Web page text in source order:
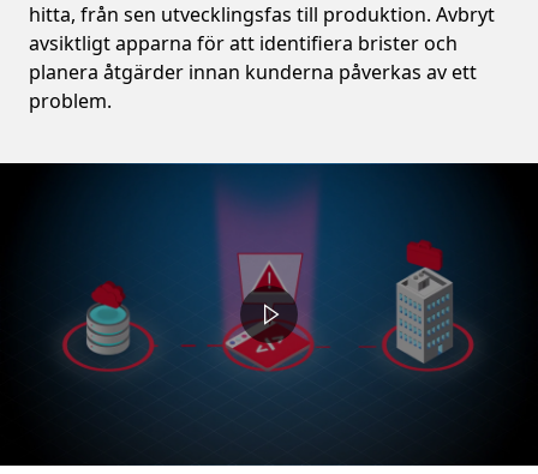
hitta, från sen utvecklingsfas till produktion. Avbryt
avsiktligt apparna för att identifiera brister och
planera åtgärder innan kunderna påverkas av ett
problem.